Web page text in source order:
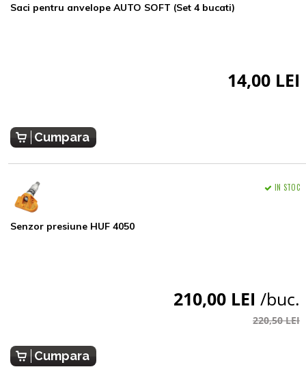
Saci pentru anvelope AUTO SOFT (Set 4 bucati)
14,00 LEI
Cumpara
Senzor presiune HUF 4050
IN STOC
210,00 LEI /buc.
220,50 LEI
Cumpara